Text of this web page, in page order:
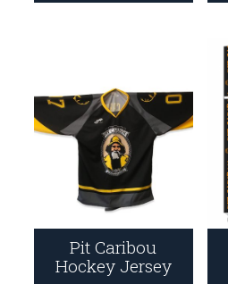
Pit Caribou
Hockey Jersey